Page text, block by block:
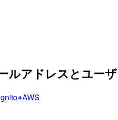
アドレスとユー
AWS